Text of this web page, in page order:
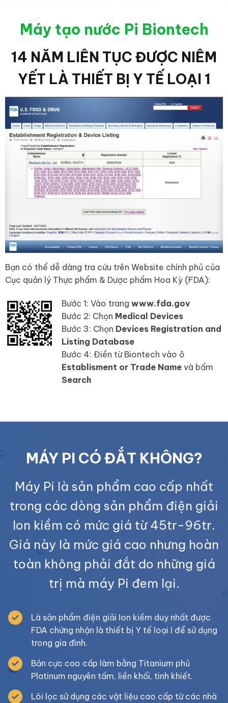
Máy tạo nước Pi Biontech
14 NĂM LIÊN TỤC ĐƯỢC NIÊM
YẾT LÀ THIẾT BỊ Y TẾ LOẠI 1
Bạn có thể dễ dàng tra cứu trên Website chính phủ của
Cục quản lý Thực phẩm & Dược phẩm Hoa Kỳ (FDA):
Bước 1: Vào trang www.fda.gov
Bước 2: Chọn Medical Devices
Bước 3: Chọn Devices Registration and
Listing Database
Bước 4: Điền từ Biontech vào ô
Establisment or Trade Namevà bấm
Search
MÁY PI CÓ ĐẮT KHÔNG?
Máy Pi là sản phẩm cao cấp nhất
trong các dòng sản phẩm điện giải
Ion kiềm có mức giá từ 45tr-96tr.
Giá này là mức giá cao nhưng hoàn
toàn không phải đắt do những giá
trị mà máy Pi đem lại.
Là sản phẩm điện giải Ion kiềm duy nhất được
FDA chứng nhận là thiết bị Y tế loại I để sử dụng
trong gia đình.
Bản cực cao cấp làm bằng Titanium phủ
Platinum nguyên tấm, liền khối, tinh khiết.
Lõi lọc sử dụng các vật liệu cao cấp từ các nhà